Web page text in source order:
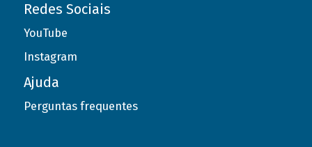
Redes Sociais
YouTube
Instagram
Ajuda
Perguntas frequentes